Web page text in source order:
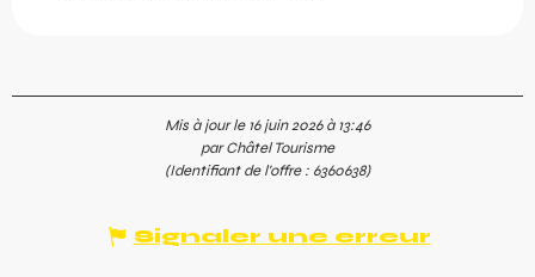
Mis à jour le 16 juin 2026 à 13:46
par Châtel Tourisme
(Identifiant de l'offre : 6360638)
Signaler une erreur